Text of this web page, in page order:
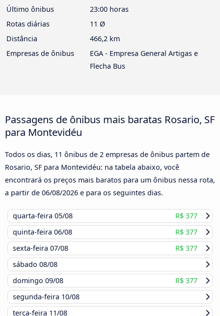
Último ônibus
23:00 horas
Rotas diárias
11 Ø
Distância
466,2 km
Empresas de ônibus
EGA - Empresa General Artigas e
Flecha Bus
Passagens de ônibus mais baratas Rosario, SF
para Montevidéu
Todos os dias, 11 ônibus de 2 empresas de ônibus partem de
Rosario, SF para Montevidéu: na tabela abaixo, você
encontrará os preços mais baratos para um ônibus nessa rota,
a partir de 06/08/2026 e para os seguintes dias.
quarta-feira 05/08
R$ 377
quinta-feira 06/08
R$ 377
sexta-feira 07/08
R$ 377
sábado 08/08
domingo 09/08
R$ 377
segunda-feira 10/08
terça-feira 11/08